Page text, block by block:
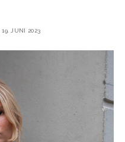
JUNI 2023